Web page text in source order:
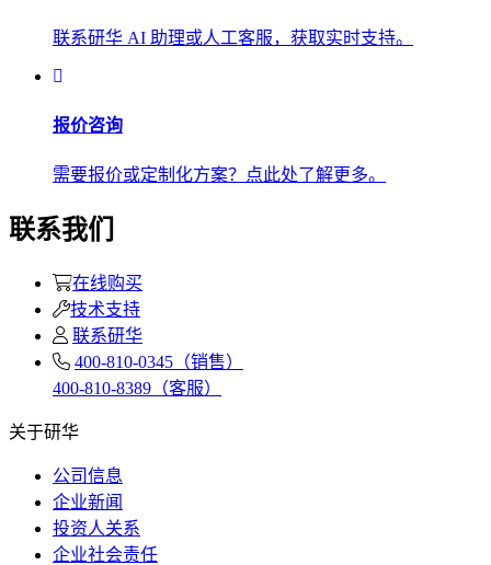
联系研华 AI 助理或人工客服，获取实时支持。
报价咨询
需要报价或定制化方案？点此处了解更多。
联系我们
在线购买
技术支持
联系研华
400-810-0345（销售）
400-810-8389（客服）
关于研华
公司信息
企业新闻
投资人关系
企业社会责任